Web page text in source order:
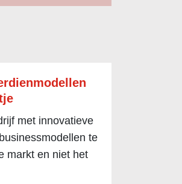
met innovatieve
te
markt en niet het